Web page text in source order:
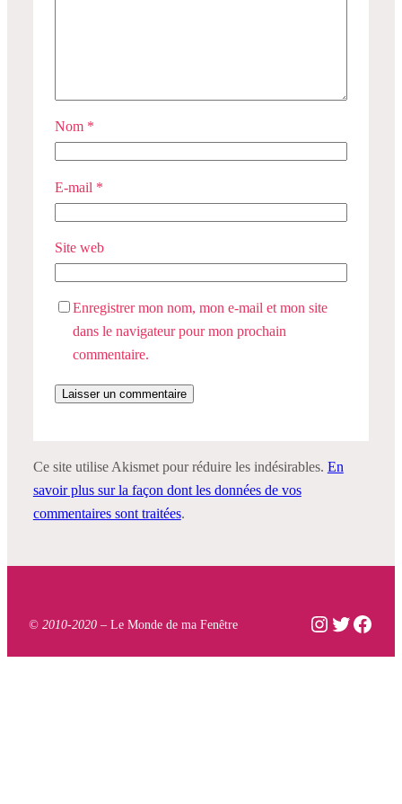
Nom *
E-mail *
Site web
Enregistrer mon nom, mon e-mail et mon site
dans le navigateur pour mon prochain
commentaire.
Ce site utilise Akismet pour réduire les indésirables. En
savoir plus sur la façon dont les données de vos
commentaires sont traitées.
© 2010-2020 – Le Monde de ma Fenêtre Instagram
Twitter